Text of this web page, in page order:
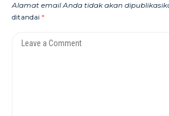
Alamat email Anda tidak akan
ditandai *